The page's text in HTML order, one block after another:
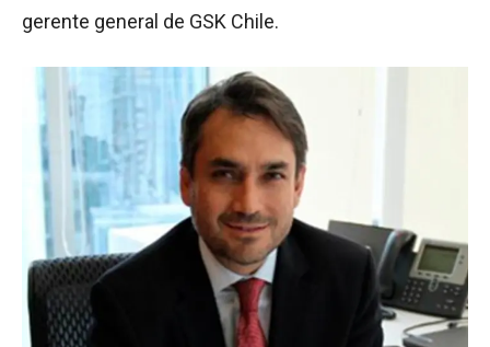
gerente general de GSK Chile.